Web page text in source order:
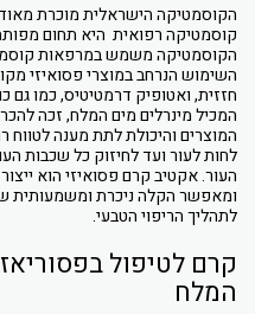
הקוסמטיקה הישראלית מוכרת מאוד
קוסמטיקה רפואית היא תחום
הקוסמטיקה משמש במרפאות
השימוש הנרחב במוצרי פסואיזי
חזזית, ואטופיק דרמטיטיס, כמו גם
המכיל מינרלים מים המלח, זכה
המוצרים והיכולת לתת מענה לטווח
לחות לעור ועד לחיזוק כל שכבות
העור. אקטיב קרם פסואיזי הוא
ומאפשר הקלה ניכרת ומשמעותית
לתהליך הריפוי הטבעי.
קרם לטיפול
המלח